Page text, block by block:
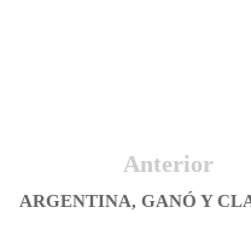
Anterior
ARGENTINA, GANÓ Y